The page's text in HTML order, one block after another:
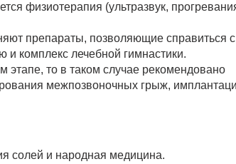
физиотерапия (ультразвук,
препараты, позволяющие справиться с
комплекс лечебной гимнастики.
то в таком случае рекомендовано
межпозвоночных грыж,
солей и народная медицина.